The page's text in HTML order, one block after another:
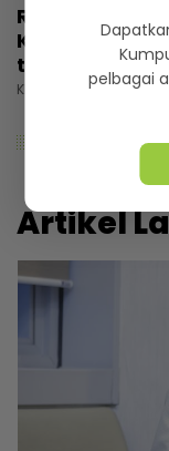
Rezeki wajah
Kelantan tak
tawaran
Khamis, 30 Julai 2026
Artikel
pelbagai